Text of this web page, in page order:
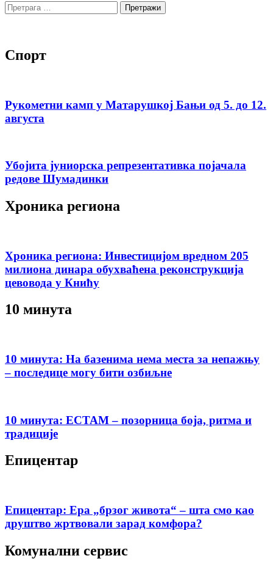
Претрага
за:
Спорт
Рукометни камп у Матарушкој Бањи од 5. до 12.
августа
Убојита јуниорска репрезентативка појачала
редове Шумадинки
Хроника региона
Хроника региона: Инвестицијом вредном 205
милиона динара обухваћена реконструкција
цевовода у Книћу
10 минута
10 минута: На базенима нема места за непажњу
– последице могу бити озбиљне
10 минута: ЕСТАМ – позорница боја, ритма и
традиције
Епицентар
Епицентар: Ера „брзог живота“ – шта смо као
друштво жртвовали зарад комфора?
Комунални сервис